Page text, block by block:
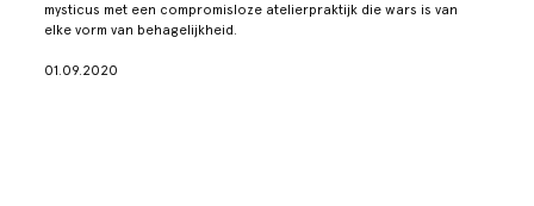
mysticus met een compromisloze atelierpraktijk die wars is van
elke vorm van behagelijkheid.
01.09.2020